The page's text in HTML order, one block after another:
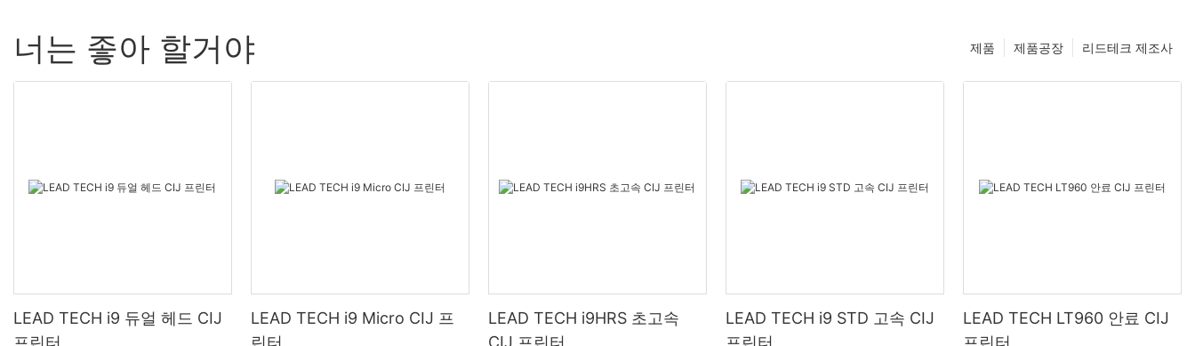
너는 좋아 할거야 리드테크 제조사
제품공장
제품
LEAD TECH i9 듀얼 헤드 CIJ
프린터
LEAD TECH i9 Micro CIJ 프
린터
LEAD TECH i9HRS 초고속
CIJ 프린터
LEAD TECH i9 STD 고속 CIJ
프린터
LEAD TECH LT960 안료 CIJ
프린터